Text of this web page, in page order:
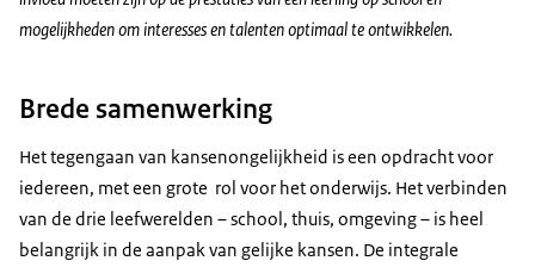
mogelijkheden om interesses en talenten optimaal te ontwikkelen.
Brede samenwerking
Het tegengaan van kansenongelijkheid is een opdracht voor
iedereen, met een grote rol voor het onderwijs. Het verbinden
van de drie leefwerelden – school, thuis, omgeving – is heel
belangrijk in de aanpak van gelijke kansen. De integrale